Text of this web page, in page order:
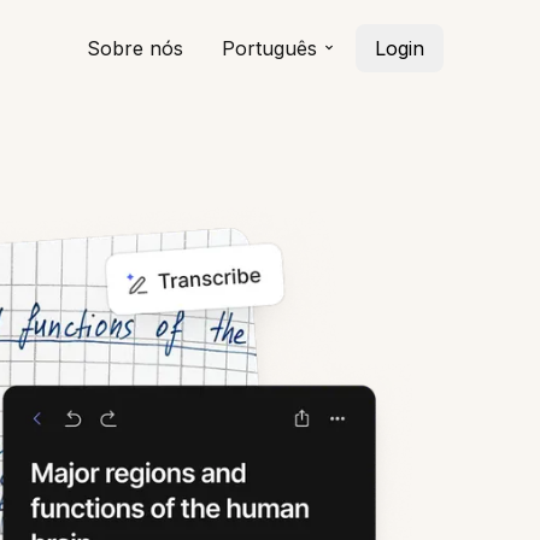
Sobre nós Português Login